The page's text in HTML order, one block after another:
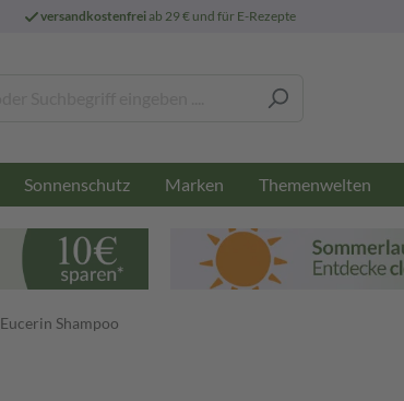
versandkostenfreiab 29 € und für E-Rezepte
Sonnenschutz Marken Themenwelten
Eucerin Shampoo